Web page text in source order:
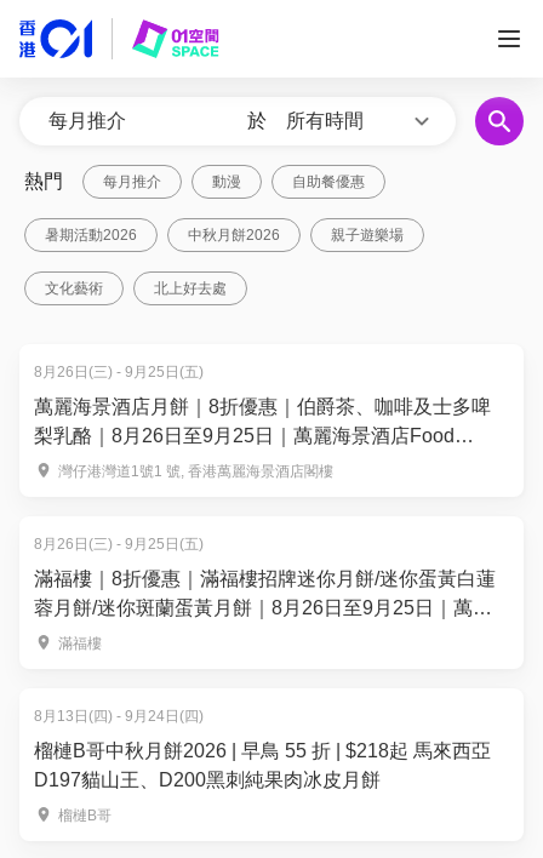
於 所有時間
熱門 每月推介 動漫 自助餐優惠
暑期活動2026 中秋月餅2026 親子遊樂場
文化藝術 北上好去處
8月26日(三) - 9月25日(五)
萬麗海景酒店月餅｜8折優惠｜伯爵茶、咖啡及士多啤
梨乳酪｜8月26日至9月25日｜萬麗海景酒店Food
Studio
灣仔港灣道1號1 號, 香港萬麗海景酒店閣樓
8月26日(三) - 9月25日(五)
滿福樓｜8折優惠｜滿福樓招牌迷你月餅/迷你蛋黃白蓮
蓉月餅/迷你斑蘭蛋黃月餅｜8月26日至9月25日｜萬麗
海景酒店滿福樓
滿福樓
8月13日(四) - 9月24日(四)
榴槤B哥中秋月餅2026 | 早鳥 55 折 | $218起 馬來西亞
D197貓山王、D200黑刺純果肉冰皮月餅
榴槤B哥